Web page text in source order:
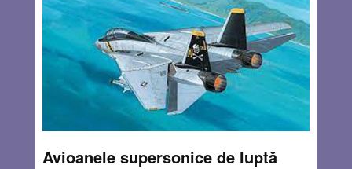
Avioanele supersonice de luptă